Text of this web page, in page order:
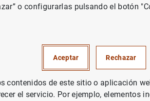
de la unión
de evaluación
sistémica
o configurarlas pulsando el botón
Aceptar Rechazar
contenidos de este sitio o aplicación
el servicio. Por ejemplo, elementos